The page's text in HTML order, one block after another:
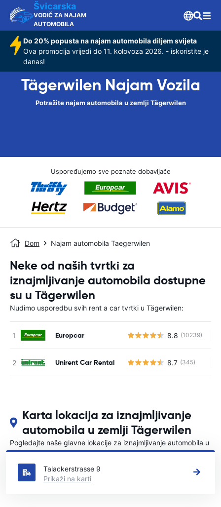
Švicarska
VODIČ ZA NAJAM
AUTOMOBILA
Do 20% popusta na najam automobila diljem svijeta
Ova promocija vrijedi do 11. kolovoza 2026. - iskoristite je
danas!
Tägerwilen Najam Vozila
Potražite najam automobila u zemlji Tägerwilen
Uspoređujemo sve poznate dobavljače
Dom Najam automobila Taegerwilen
Neke od naših tvrtki za
iznajmljivanje automobila dostupne
su u Tägerwilen
Nudimo usporedbu svih rent a car tvrtki u Tägerwilen:
Europcar 8.8 (10239)
Unirent Car Rental 8.7 (345)
Karta lokacija za iznajmljivanje
automobila u zemlji Tägerwilen
Pogledajte naše glavne lokacije za iznajmljivanje automobila u
Tägerwilen
Talackerstrasse 9
Prikaži na karti